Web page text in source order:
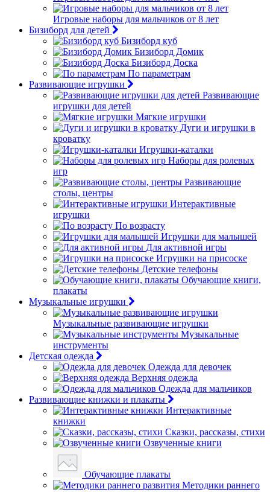
Игровые наборы для мальчиков от 8 лет
Бизиборд для детей
Бизиборд куб
Бизиборд Домик
Бизиборд Доска
По параметрам
Развивающие игрушки
Развивающие
игрушки для детей
Мягкие игрушки
Дуги и игрушки в
кроватку
Игрушки-каталки
Наборы для ролевых
игр
Развивающие
столы, центры
Интерактивные
игрушки
По возрасту
Игрушки для малышей
Для активной игры
Игрушки на присоске
Детские телефоны
Обучающие книги,
плакаты
Музыкальные игрушки
Музыкальные развивающие игрушки
Музыкальные
инструменты
Детская одежда
Одежда для девочек
Верхняя одежда
Одежда для мальчиков
Развивающие книжки и плакаты
Интерактивные
книжки
Сказки, рассказы, стихи
Озвученные книги
Обучающие плакаты
Методики раннего